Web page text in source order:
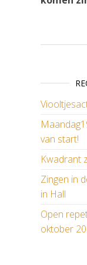
van start!
Kwadrant
Zingen in
in Hall
Open
oktober